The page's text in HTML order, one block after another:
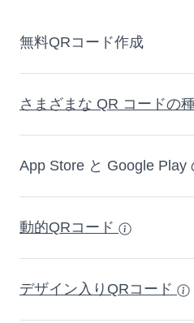
無料QRコード作成
さまざまな QR コードの
App Store と Google Play
動的QRコード
デザイン入りQRコード